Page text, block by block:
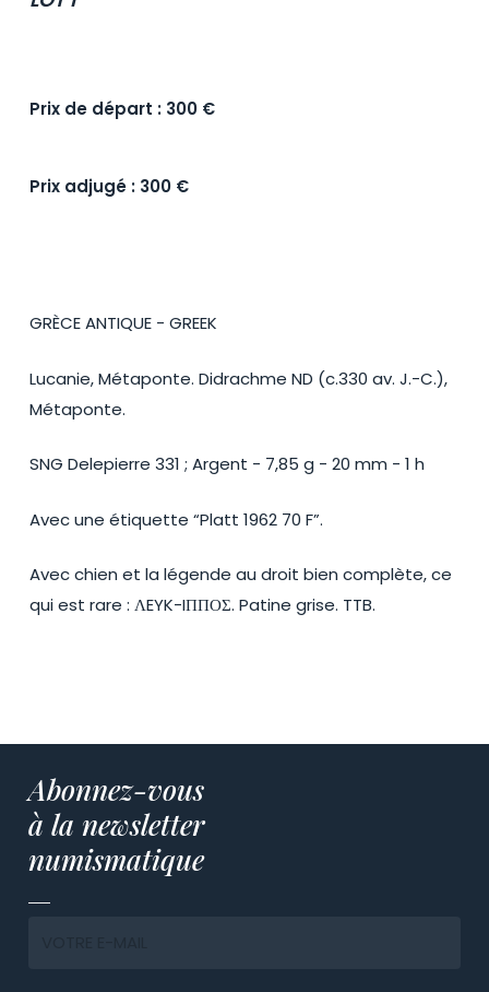
Prix de départ : 300 €
Prix adjugé : 300 €
GRÈCE ANTIQUE - GREEK
Lucanie, Métaponte. Didrachme ND (c.330 av. J.-C.),
Métaponte.
SNG Delepierre 331 ; Argent - 7,85 g - 20 mm - 1 h
Avec une étiquette “Platt 1962 70 F”.
Avec chien et la légende au droit bien complète, ce
qui est rare : ΛEYK-IΠΠΟΣ. Patine grise. TTB.
Abonnez-vous
à la newsletter
numismatique